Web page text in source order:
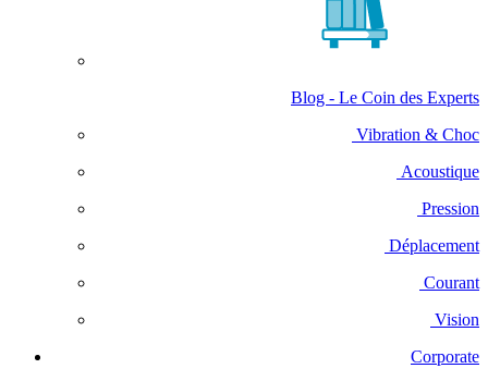
Blog - Le Coin des Experts
Vibration & Choc
Acoustique
Pression
Déplacement
Courant
Vision
Corporate